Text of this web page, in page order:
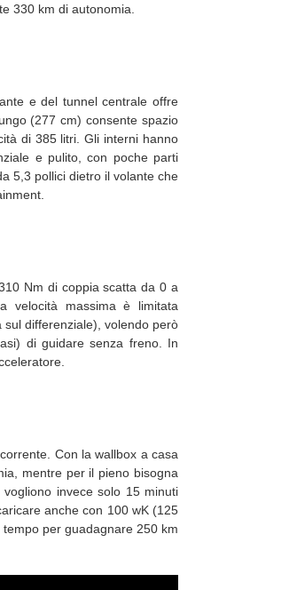
330 km di autonomia.
e del tunnel centrale offre
(277 cm) consente spazio
di 385 litri. Gli interni hanno
e pulito, con poche parti
5,3 pollici dietro il volante che
Nm di coppia scatta da 0 a
massima è limitata
sul differenziale), volendo però
di guidare senza freno. In
Con la wallbox a casa
mentre per il pieno bisogna
invece solo 15 minuti
anche con 100 wK (125
per guadagnare 250 km